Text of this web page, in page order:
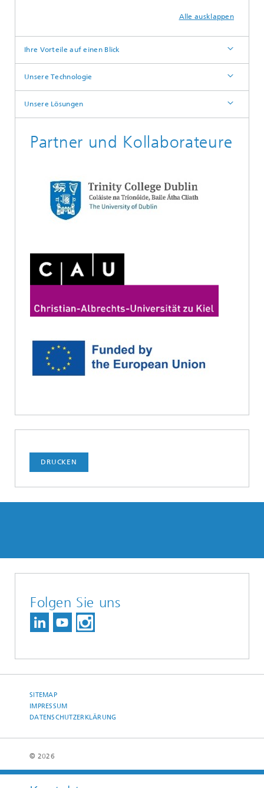
Alle ausklappen
Ihre Vorteile auf einen Blick
Unsere Technologie
Unsere Lösungen
Partner und Kollaborateure
DRUCKEN
Folgen Sie uns
SITEMAP
IMPRESSUM
DATENSCHUTZERKLÄRUNG
© 2026